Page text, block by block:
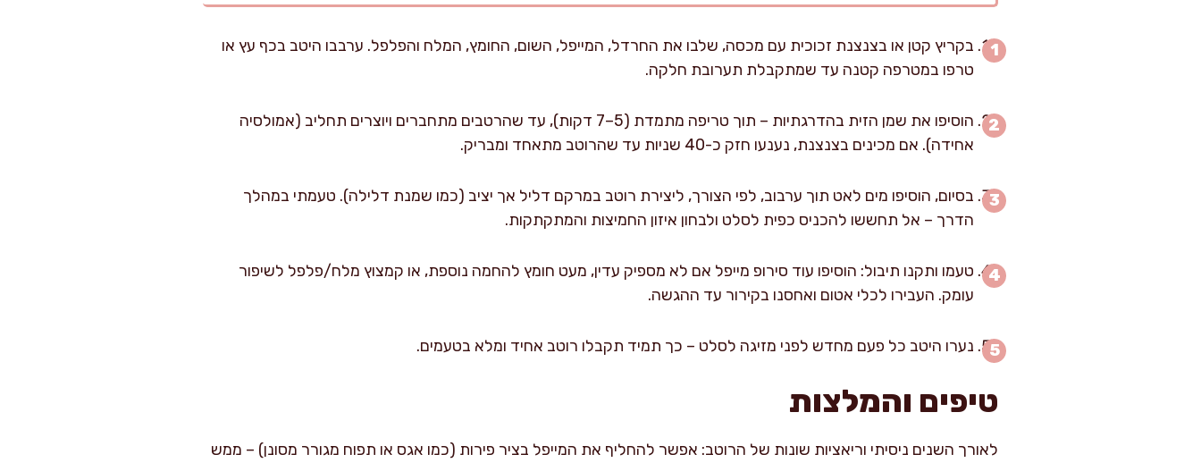
בקריץ קטן או בצנצנת זכוכית עם מכסה, שלבו את החרדל, המייפל, השום, החומץ, המלח והפלפל. ערבבו היטב בכף עץ או
טרפו במטרפה קטנה עד שמתקבלת תערובת חלקה.
הוסיפו את שמן הזית בהדרגתיות – תוך טריפה מתמדת (5–7 דקות), עד שהרטבים מתחברים ויוצרים תחליב (אמולסיה
אחידה). אם מכינים בצנצנת, נענעו חזק כ-40 שניות עד שהרוטב מתאחד ומבריק.
בסיום, הוסיפו מים לאט תוך ערבוב, לפי הצורך, ליצירת רוטב במרקם דליל אך יציב (כמו שמנת דלילה). טעמתי במהלך
הדרך – אל תחששו להכניס כפית לסלט ולבחון איזון החמיצות והמתקתקות.
טעמו ותקנו תיבול: הוסיפו עוד סירופ מייפל אם לא מספיק עדין, מעט חומץ להחמה נוספת, או קמצוץ מלח/פלפל לשיפור
עומק. העבירו לכלי אטום ואחסנו בקירור עד ההגשה.
נערו היטב כל פעם מחדש לפני מזיגה לסלט – כך תמיד תקבלו רוטב אחיד ומלא בטעמים.
טיפים והמלצות
לאורך השנים ניסיתי וריאציות שונות של הרוטב: אפשר להחליף את המייפל בציר פירות (כמו אגס או תפוח מגורר מסונן) – ממש